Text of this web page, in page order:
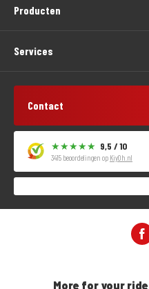
Producten
Services
Contact
9,5 / 10
3415 beoordelingen op KiyOh.nl
More for your ride